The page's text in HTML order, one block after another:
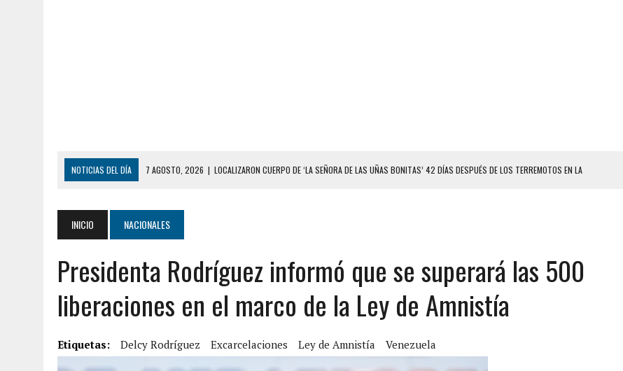
NOTICIAS DEL DÍA 7 AGOSTO, 2026 | LOCALIZARON CUERPO DE ‘LA SEÑORA DE LAS UÑAS BONITAS’ 42 DÍAS DESPUÉS DE LOS TERREMOTOS EN LA
6 AGOSTO, 2026 | BARINAS: ADOLESCENTE SE QUITÓ LA VIDA TRAS SER ACOSADA Y ABUSADA POR LA PAREJA DE SU ABUELA
6 AGOSTO, 2026
CONMOCIÓN EN COLORADO POR ASESINATO DE UNA ADOLESCENTE VENEZOLANA EN REUNIÓN CON AMIGOS
5 AGOSTO, 2026
PRESUNTO BROTE PSICÓTICO POR FALTA DE TRATAMIENTO DESENCADENÓ TRAGEDIA FAMILIAR
5 AGOSTO, 2026
|
HORROR EN BARINAS: UN HOMBRE INDUJO AL SUICIDIO A UNA ADOLESCENTE DE 13 AÑOS TRAS ABUSAR DE ELLA
EDIFICIO PETUNIA
INICIO NACIONALES
Presidenta Rodríguez informó que se superará las 500
liberaciones en el marco de la Ley de Amnistía
Etiquetas: Delcy Rodríguez Excarcelaciones Ley de Amnistía Venezuela